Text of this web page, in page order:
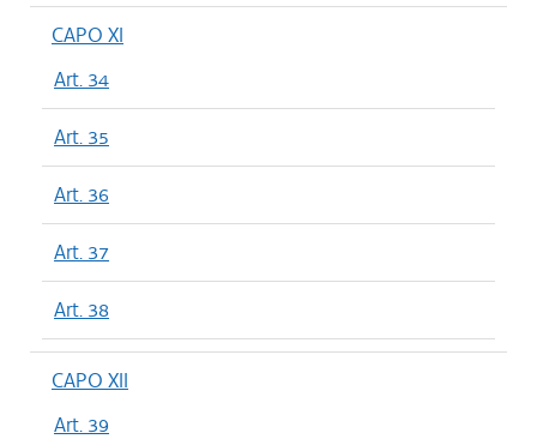
CAPO XI
Art. 34
Art. 35
Art. 36
Art. 37
Art. 38
CAPO XII
Art. 39